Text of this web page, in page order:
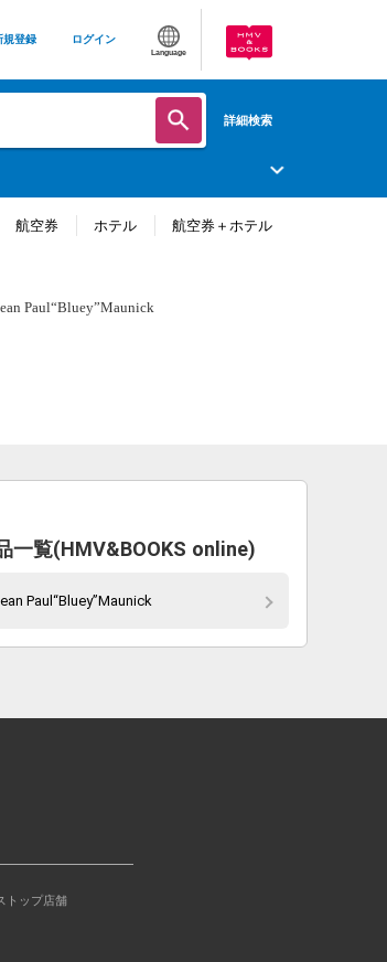
規登録 ログイン
Language
詳細検索
航空券 ホテル 航空券＋ホテル
一覧(HMV&BOOKS online)
Paul“Bluey”Maunick
トップ店舗